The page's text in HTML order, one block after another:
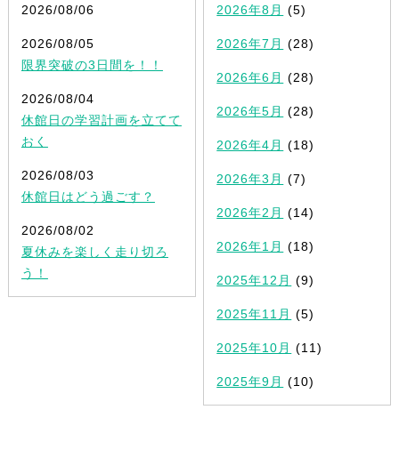
2026/08/06
2026/08/05
限界突破の3日間を！！
2026/08/04
休館日の学習計画を立てて
おく
2026/08/03
休館日はどう過ごす？
2026/08/02
夏休みを楽しく走り切ろ
う！
2026年8月 (5)
2026年7月 (28)
2026年6月 (28)
2026年5月 (28)
2026年4月 (18)
2026年3月 (7)
2026年2月 (14)
2026年1月 (18)
2025年12月 (9)
2025年11月 (5)
2025年10月 (11)
2025年9月 (10)